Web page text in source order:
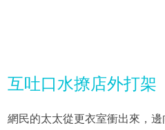
互吐口水撩店外打架
網民的太太從更衣室衝出來，